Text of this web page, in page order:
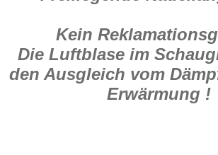
Kein
Die Luftblase im
den Ausgleich vom
Erwärmung !